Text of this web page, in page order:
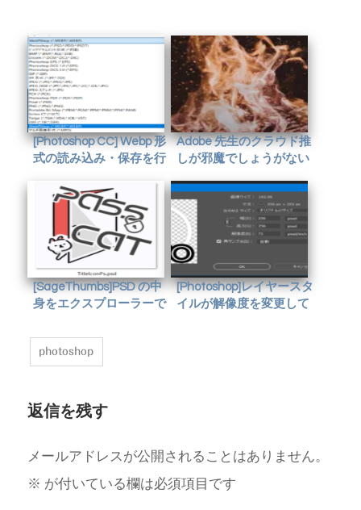
[Photoshop CC] Webp 形
式の読み込み・保存を行
Adobe 先生のクラウド推
しが邪魔でしょうがない
[SageThumbs]PSD の中
身をエクスプローラーで
[Photoshop]レイヤースタ
イルが解像度を変更して
photoshop
返信を残す
メールアドレスが公開されることはありません。
※ が付いている欄は必須項目です